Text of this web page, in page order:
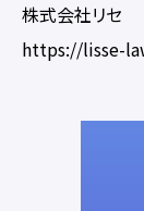
株式会社リセ
https://lisse-